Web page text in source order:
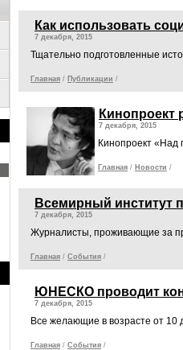
Как использовать
7 декабря, 2015
Тщательно подготовленные
Главная / Публикации /
Кинопроект
7 декабря, 2015
Кинопроект «Над
Главная / Новости /
Всемирный институт
7 декабря, 2015
Журналисты, проживающие за
Главная / События /
ЮНЕСКО проводит
7 декабря, 2015
Все желающие в возрасте от 10
Главная / События /